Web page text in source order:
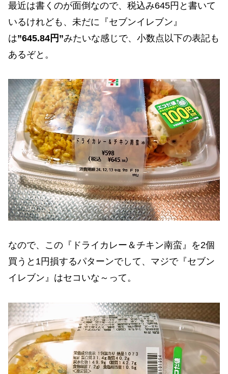
最近は書くのが面倒なので、税込み645円と書いて
いるけれども、未だに『セブンイレブン』
は”645.84円”みたいな感じで、小数点以下の表記も
あるぞと。
なので、この『ドライカレー＆チキン南蛮』を2個
買うと1円損するパターンでして、マジで『セブン
イレブン』はセコいな～って。